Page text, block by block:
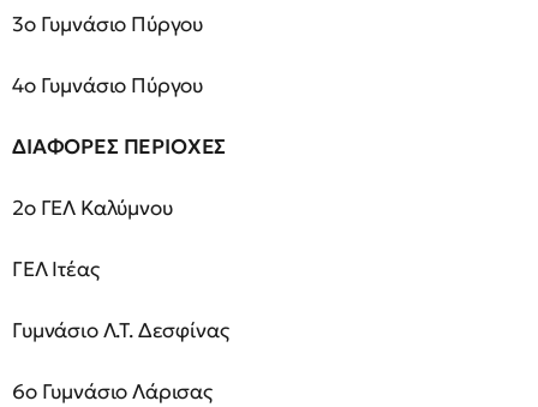
3ο Γυμνάσιο Πύργου
4ο Γυμνάσιο Πύργου
ΔΙΑΦΟΡΕΣ ΠΕΡΙΟΧΕΣ
2ο ΓΕΛ Καλύμνου
ΓΕΛ Ιτέας
Γυμνάσιο Λ.Τ. Δεσφίνας
6ο Γυμνάσιο Λάρισας